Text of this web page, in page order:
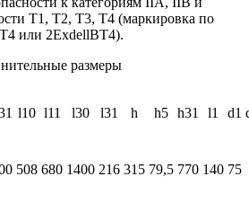
Т1, Т2, Т3, Т4 (маркировка по
или 2ЕхdellВТ4).
размеры
l10 l11 l30 l31 h h5 h31 l1 d1
508 680 1400 216 315 79,5 770 140 75